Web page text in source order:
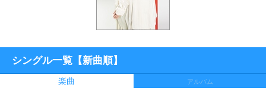
シングル一覧【新曲順】
楽曲 アルバム